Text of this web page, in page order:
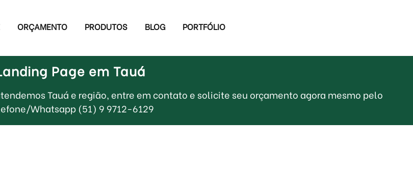
ORÇAMENTO PRODUTOS BLOG PORTFÓLIO
Page em Tauá
Tauá e região, entre em contato e solicite seu orçamento agora mesmo pelo
Whatsapp (51) 9 9712-6129